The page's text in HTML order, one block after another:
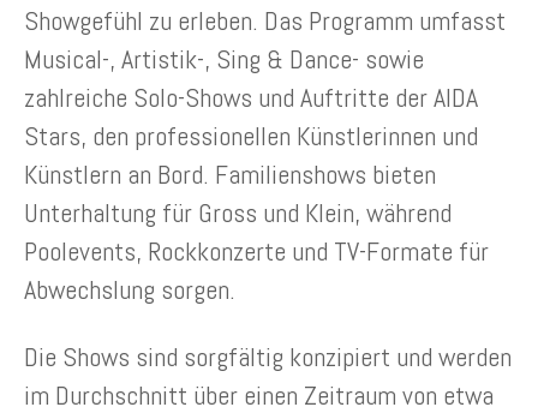
Showgefühl zu erleben. Das Programm umfasst
Musical-, Artistik-, Sing & Dance- sowie
zahlreiche Solo-Shows und Auftritte der AIDA
Stars, den professionellen Künstlerinnen und
Künstlern an Bord. Familienshows bieten
Unterhaltung für Gross und Klein, während
Poolevents, Rockkonzerte und TV-Formate für
Abwechslung sorgen.
Die Shows sind sorgfältig konzipiert und werden
im Durchschnitt über einen Zeitraum von etwa